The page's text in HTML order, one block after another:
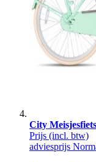
City
Prijs (incl. btw)
adviesprijs